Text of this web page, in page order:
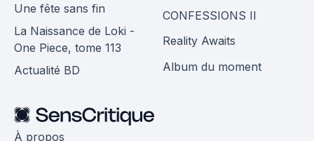
Une fête sans fin
La Naissance de Loki -
One Piece, tome 113
Actualité BD
CONFESSIONS II
Reality Awaits
Album du moment
À propos